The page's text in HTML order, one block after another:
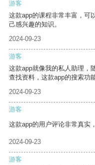
游客
这款app的课程非常丰富，可
己感兴趣的知识。
2024-09-23
游客
这款app就像我的私人助理，
查找资料，这款app的搜索功
2024-09-23
游客
这款app的用户评论非常真实
2024-09-23
游客